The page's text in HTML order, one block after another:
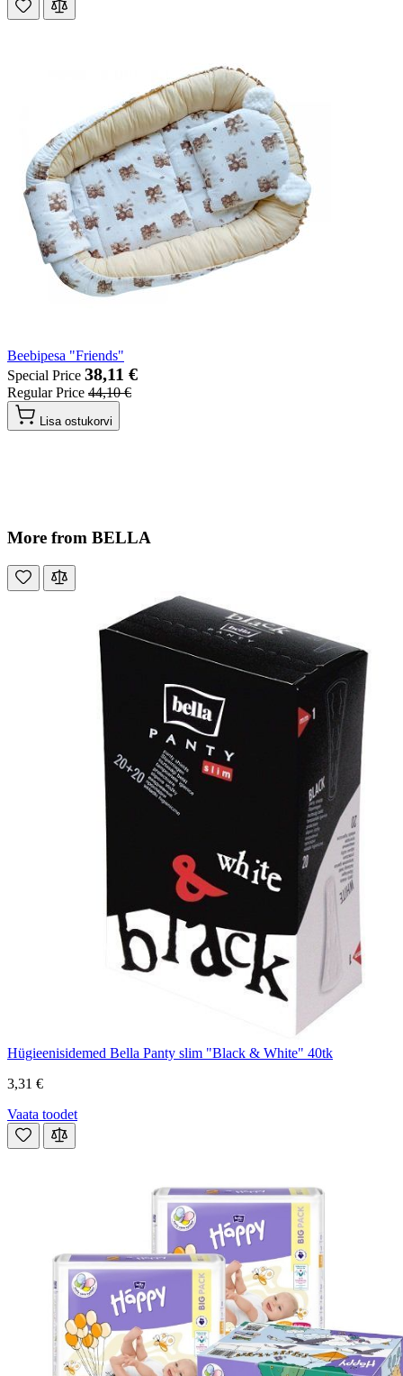
Beebipesa "Friends"
Special Price 38,11 €
Regular Price 44,10 €
Lisa ostukorvi
More from BELLA
Hügieenisidemed Bella Panty slim "Black & White" 40tk
3,31 €
Vaata toodet